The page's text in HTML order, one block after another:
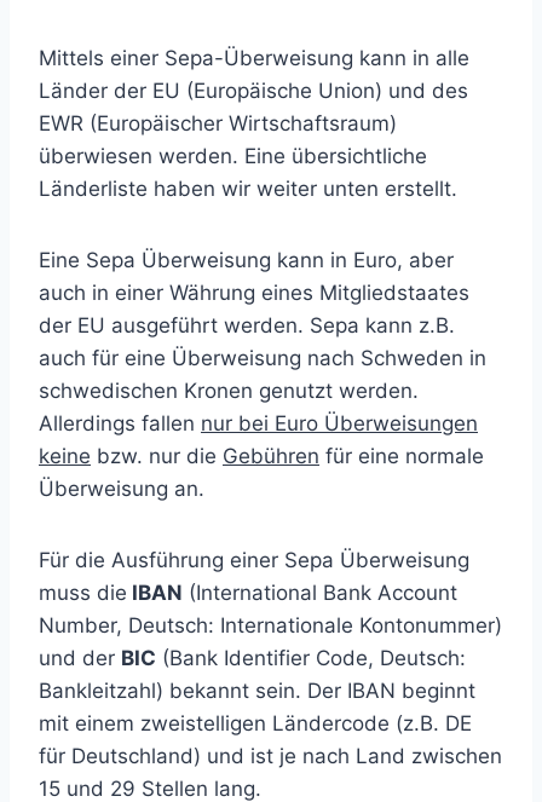
Mittels einer Sepa-Überweisung kann in alle
Länder der EU (Europäische Union) und des
EWR (Europäischer Wirtschaftsraum)
überwiesen werden. Eine übersichtliche
Länderliste haben wir weiter unten erstellt.
Eine Sepa Überweisung kann in Euro, aber
auch in einer Währung eines Mitgliedstaates
der EU ausgeführt werden. Sepa kann z.B.
auch für eine Überweisung nach Schweden in
schwedischen Kronen genutzt werden.
Allerdings fallen nur bei Euro Überweisungen
keine bzw. nur die Gebühren für eine normale
Überweisung an.
Für die Ausführung einer Sepa Überweisung
muss die IBAN (International Bank Account
Number, Deutsch: Internationale Kontonummer)
und der BIC (Bank Identifier Code, Deutsch:
Bankleitzahl) bekannt sein. Der IBAN beginnt
mit einem zweistelligen Ländercode (z.B. DE
für Deutschland) und ist je nach Land zwischen
15 und 29 Stellen lang.